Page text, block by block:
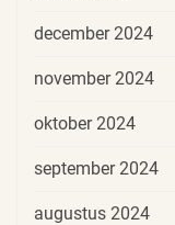
december 2024
november 2024
oktober 2024
september 2024
augustus 2024